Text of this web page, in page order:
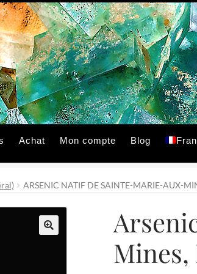
Achat Mon compte Blog
ARSENIC NATIF DE SAINTE-MARIE-AUX-
Mines,